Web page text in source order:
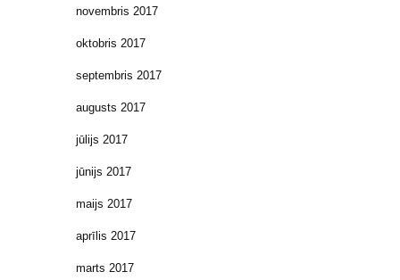
novembris 2017
oktobris 2017
septembris 2017
augusts 2017
jūlijs 2017
jūnijs 2017
maijs 2017
aprīlis 2017
marts 2017